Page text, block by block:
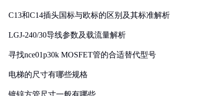
C13和C14插头国标与欧标的区别及其标准解析
LGJ-240/30导线参数及载流量解析
寻找nce01p30k MOSFET管的合适替代型号
电梯的尺寸有哪些规格
镀锌方管尺寸一般有哪些